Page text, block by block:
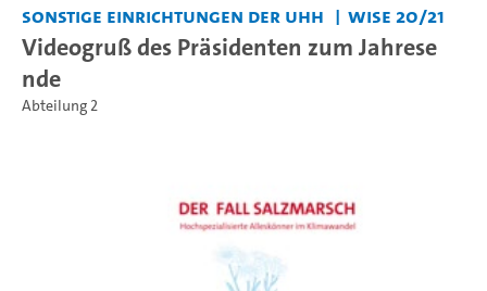
Sonstige Einrichtungen der UHH WiSe 20/21
Videogruß des Präsidenten zum Jahrese
nde
Abteilung 2